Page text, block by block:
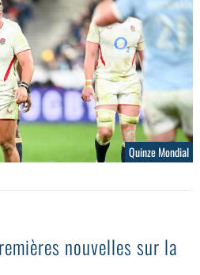
Quinze Mondial
nouvelles sur la